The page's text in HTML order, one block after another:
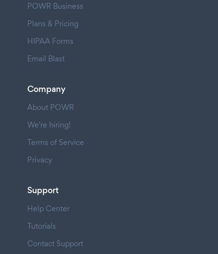
POWR Business
Plans & Pricing
HIPAA Forms
Email Blast
Company
About POWR
We're hiring!
Terms of Service
Privacy
Support
Help Center
Tutorials
Contact Support